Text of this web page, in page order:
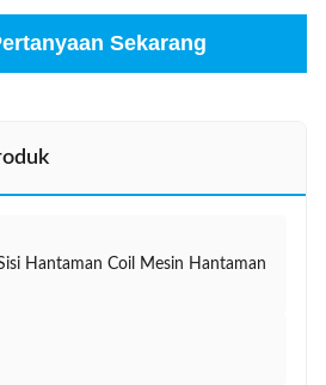
Sekarang
Hantaman Coil Mesin Hantaman